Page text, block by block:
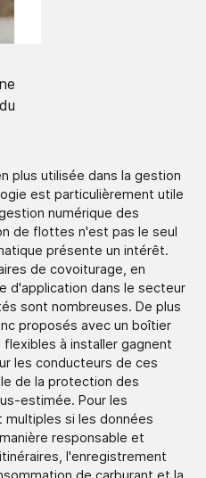
plus utilisée dans la gestion
est particulièrement utile
numérique des
de flottes n'est pas le seul
présente un intérêt.
de covoiturage, en
d'application dans le secteur
sont nombreuses. De plus
proposés avec un boîtier
à installer gagnent
les conducteurs de ces
de la protection des
estimée. Pour les
si les données
responsable et
l'enregistrement
de carburant et la